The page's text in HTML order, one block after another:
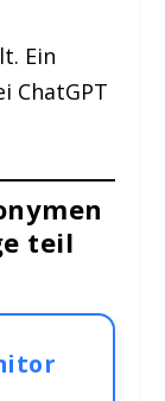
Ein
ChatGPT
teil